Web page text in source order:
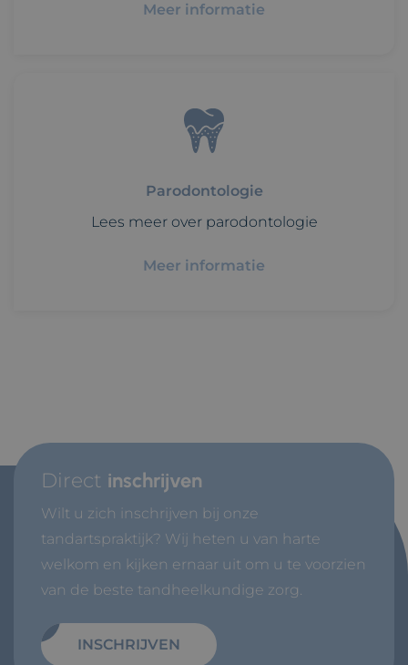
Meer informatie
Parodontologie
Lees meer over parodontologie
Meer informatie
Direct inschrijven
Wilt u zich inschrijven bij onze
tandartspraktijk? Wij heten u van harte
welkom en kijken ernaar uit om u te voorzien
van de beste tandheelkundige zorg.
INSCHRIJVEN